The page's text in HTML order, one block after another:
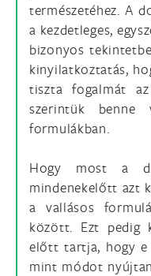
természetéhez. A
a kezdetleges,
bizonyos
kinyilatkoztatás,
tiszta fogalmát
szerintük benne
formulákban.
Hogy most a
mindenekelőtt azt
a vallásos
között. Ezt pedig
előtt tartja, hogy e
mint módot